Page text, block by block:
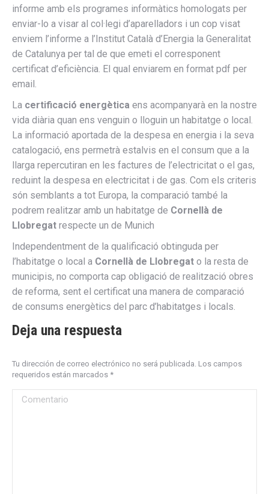
informe amb els programes informàtics homologats per
enviar-lo a visar al col·legi d’aparelladors i un cop visat
enviem l’informe a l’Institut Català d’Energia la Generalitat
de Catalunya per tal de que emeti el corresponent
certificat d’eficiència. El qual enviarem en format pdf per
email.
La certificació energètica ens acompanyarà en la nostre
vida diària quan ens venguin o lloguin un habitatge o local.
La informació aportada de la despesa en energia i la seva
catalogació, ens permetrà estalvis en el consum que a la
llarga repercutiran en les factures de l’electricitat o el gas,
reduint la despesa en electricitat i de gas. Com els criteris
són semblants a tot Europa, la comparació també la
podrem realitzar amb un habitatge de Cornellà de
Llobregat respecte un de Munich
Independentment de la qualificació obtinguda per
l’habitatge o local a Cornellà de Llobregat o la resta de
municipis, no comporta cap obligació de realització obres
de reforma, sent el certificat una manera de comparació
de consums energètics del parc d’habitatges i locals.
Deja una respuesta
Tu dirección de correo electrónico no será publicada. Los campos
requeridos están marcados *
Comentario